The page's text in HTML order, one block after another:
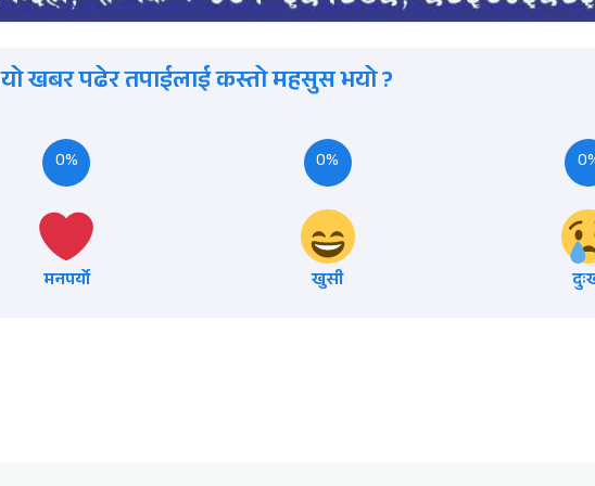
यो खबर पढेर तपाईलाई कस्तो महसुस भयो ?
0%
मनपर्यो
0%
खुसी